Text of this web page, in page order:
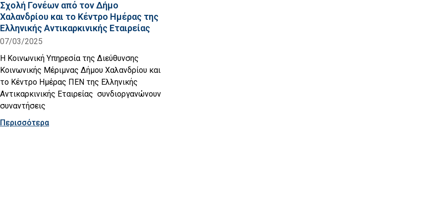
Σχολή Γονέων από τον Δήμο
Χαλανδρίου και το Κέντρο Ημέρας της
Ελληνικής Αντικαρκινικής Εταιρείας
07/03/2025
Η Κοινωνική Υπηρεσία της Διεύθυνσης
Κοινωνικής Μέριμνας Δήμου Χαλανδρίου και
το Κέντρο Ημέρας ΠΕΝ της Ελληνικής
Αντικαρκινικής Εταιρείας συνδιοργανώνουν
συναντήσεις
Περισσότερα